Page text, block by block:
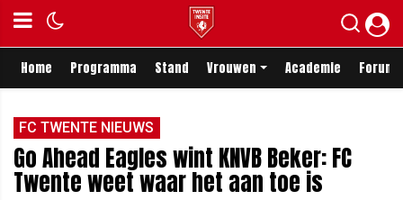
Home Programma Stand Vrouwen Academie Forum
FC TWENTE NIEUWS
Go Ahead Eagles wint KNVB Beker: FC
Twente weet waar het aan toe is